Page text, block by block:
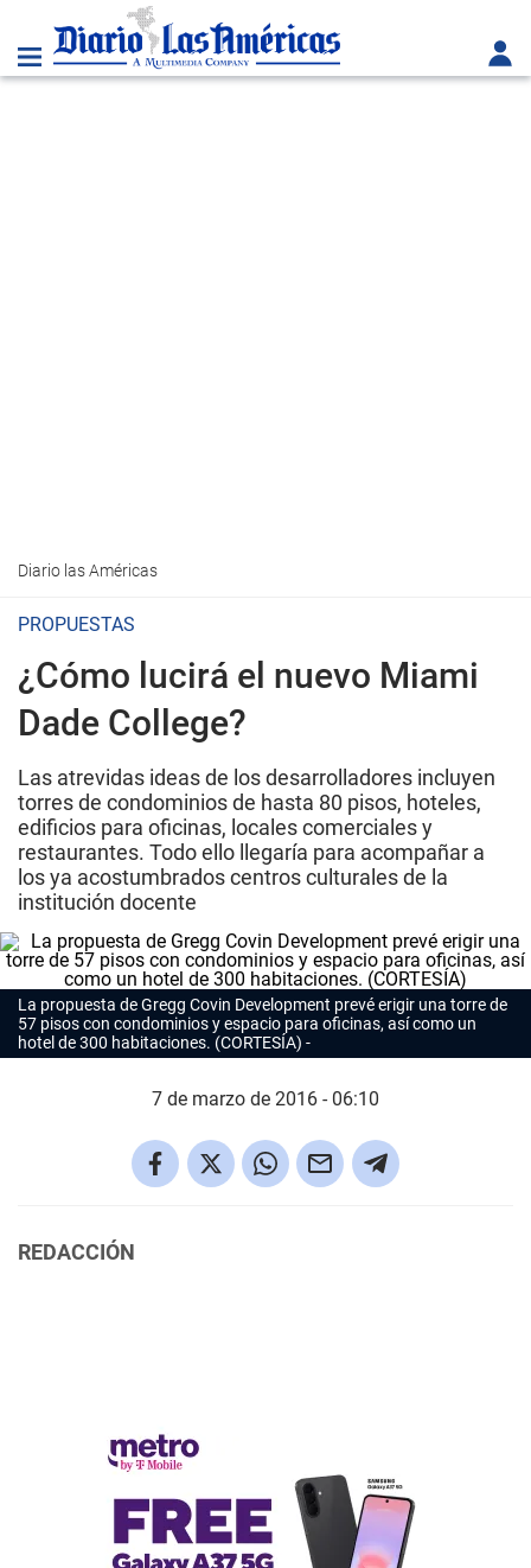
Diario las Américas
PROPUESTAS
¿Cómo lucirá el nuevo Miami
Dade College?
Las atrevidas ideas de los desarrolladores incluyen
torres de condominios de hasta 80 pisos, hoteles,
edificios para oficinas, locales comerciales y
restaurantes. Todo ello llegaría para acompañar a
los ya acostumbrados centros culturales de la
institución docente
La propuesta de Gregg Covin Development prevé erigir una torre de
57 pisos con condominios y espacio para oficinas, así como un
hotel de 300 habitaciones. (CORTESÍA)
7 de marzo de 2016 - 06:10
REDACCIÓN